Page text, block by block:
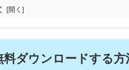
ダウンロードする方